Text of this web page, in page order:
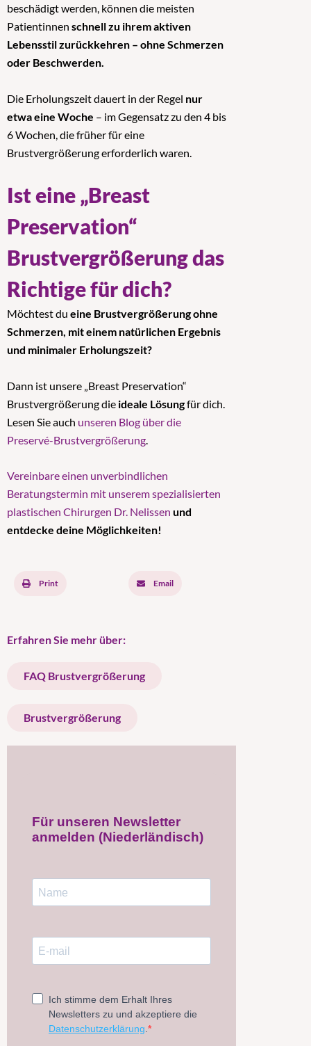
beschädigt werden, können die meisten
Patientinnen schnell zu ihrem aktiven
Lebensstil zurückkehren – ohne Schmerzen
oder Beschwerden.
Die Erholungszeit dauert in der Regel nur
etwa eine Woche – im Gegensatz zu den 4 bis
6 Wochen, die früher für eine
Brustvergrößerung erforderlich waren.
Ist eine „Breast
Preservation“
Brustvergrößerung das
Richtige für dich?
Möchtest du eine Brustvergrößerung ohne
Schmerzen, mit einem natürlichen Ergebnis
und minimaler Erholungszeit?
Dann ist unsere „Breast Preservation“
Brustvergrößerung die ideale Lösungfür dich.
Lesen Sie auch unseren Blog über die
Preservé-Brustvergrößerung
Vereinbare einen unverbindlichen
Beratungstermin mit unserem spezialisierten
plastischen Chirurgen Dr. Nelissen und
entdecke deine Möglichkeiten!
Print Email
Erfahren Sie mehr über:
FAQ Brustvergrößerung
Brustvergrößerung